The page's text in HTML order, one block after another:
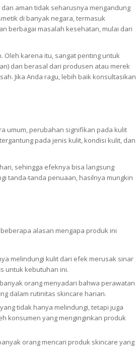
aman tidak seharusnya mengandung
di banyak negara, termasuk
berbagai masalah kesehatan, mulai dari
Oleh karena itu, sangat penting untuk
dan berasal dari produsen atau merek
Jika Anda ragu, lebih baik konsultasikan
umum, perubahan signifikan pada kulit
pada jenis kulit, kondisi kulit, dan
sehingga efeknya bisa langsung
tanda-tanda penuaan, hasilnya mungkin
alasan mengapa produk ini
melindungi kulit dari efek merusak sinar
untuk kebutuhan ini.
orang menyadari bahwa perawatan
dalam rutinitas skincare harian.
tidak hanya melindungi, tetapi juga
konsumen yang menginginkan produk
orang mencari produk skincare yang